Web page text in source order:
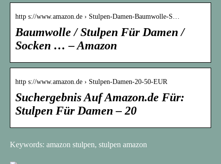
http s://www.amazon.de › Stulpen-Damen-Baumwolle-S…
Baumwolle / Stulpen Für Damen /
Socken … – Amazon
http s://www.amazon.de › Stulpen-Damen-20-50-EUR
Suchergebnis Auf Amazon.de Für:
Stulpen Für Damen – 20
Keywords: amazon stulpen, stulpen amazon